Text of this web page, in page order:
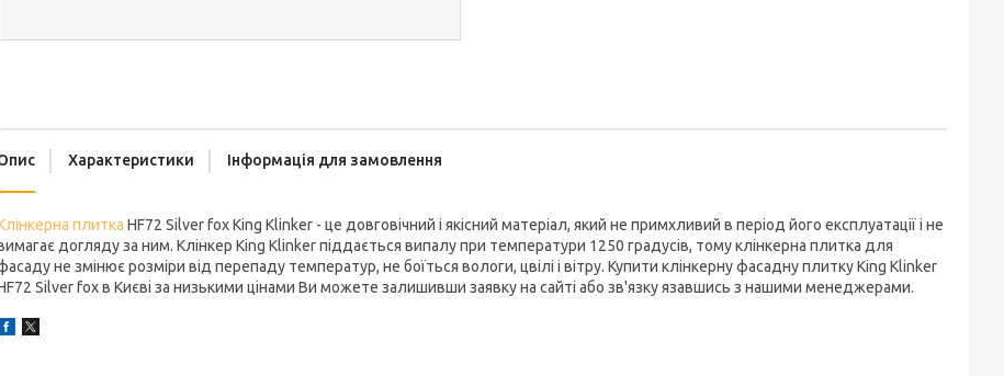
Характеристики Інформація для замовлення
плитка HF72 Silver fox King Klinker - це довговічний і якісний матеріал, який не примхливий в період його експлуатації і не
догляду за ним. Клінкер King Klinker піддається випалу при температури 1250 градусів, тому клінкерна плитка для
не змінює розміри від перепаду температур, не боїться вологи, цвілі і вітру. Купити клінкерну фасадну плитку King Klinker
Silver fox в Києві за низькими цінами Ви можете залишивши заявку на сайті або зв'язку язавшись з нашими менеджерами.